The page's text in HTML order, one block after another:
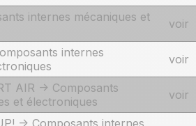
internes mécaniques et
voir
internes
voir
AIR -> Composants
et électroniques
voir
-> Composants internes